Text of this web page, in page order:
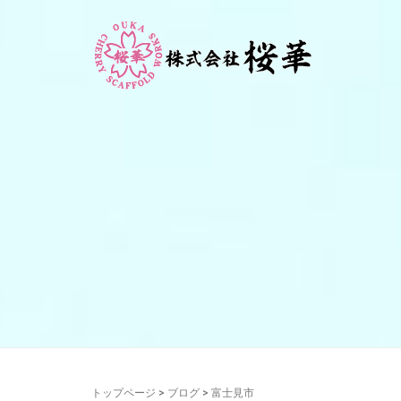
トップページ > ブログ > 富士見市